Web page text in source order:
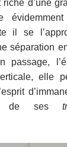
d’une
il se
séparation
passage,
elle
de ses